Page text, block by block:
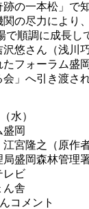
跡の一本松」で
関の尽力により
で順調に成長
悠さん（浅川
フォーラム盛
会」へ引き渡さ
水）
盛岡
宮隆之（原作
盛岡森林管理署
レビ
ん舎
コメント